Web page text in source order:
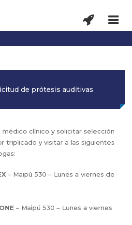
de prótesis auditivas
médico clínico y solicitar selección
triplicado y visitar a las siguientes
– Maipú 530 – Lunes a viernes de
– Maipú 530 – Lunes a viernes